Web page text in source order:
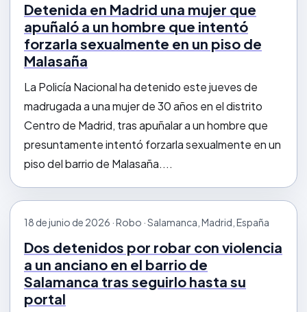
Detenida en Madrid una mujer que
apuñaló a un hombre que intentó
forzarla sexualmente en un piso de
Malasaña
La Policía Nacional ha detenido este jueves de
madrugada a una mujer de 30 años en el distrito
Centro de Madrid, tras apuñalar a un hombre que
presuntamente intentó forzarla sexualmente en un
piso del barrio de Malasaña....
18 de junio de 2026 · Robo · Salamanca, Madrid, España
Dos detenidos por robar con violencia
a un anciano en el barrio de
Salamanca tras seguirlo hasta su
portal